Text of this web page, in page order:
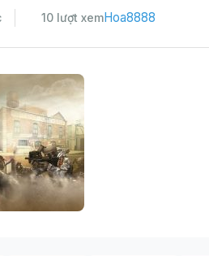
10 lượt xemHoa8888